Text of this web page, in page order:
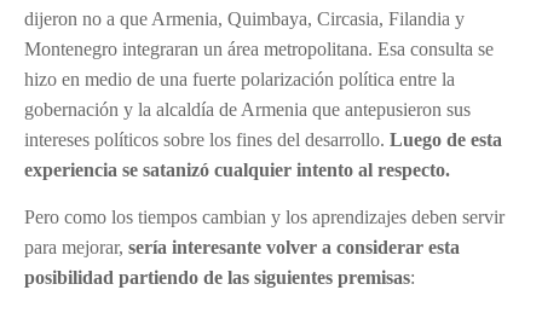
dijeron no a que Armenia, Quimbaya, Circasia, Filandia y
Montenegro integraran un área metropolitana. Esa consulta se
hizo en medio de una fuerte polarización política entre la
gobernación y la alcaldía de Armenia que antepusieron sus
intereses políticos sobre los fines del desarrollo. Luego de esta
experiencia se satanizó cualquier intento al respecto.
Pero como los tiempos cambian y los aprendizajes deben servir
para mejorar, sería interesante volver a considerar esta
posibilidad partiendo de las siguientes premisas: